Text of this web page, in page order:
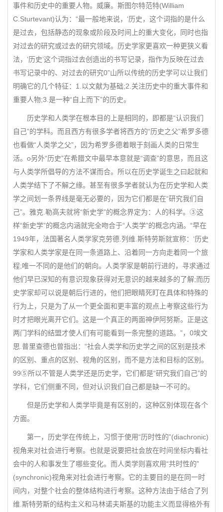
事件和历史中的重要人物。威廉。斯图尔特范特(William
C.Sturtevant)认为：“最一般地来说，‘历史，这个词指的是什么
是过去，包括静态的现象或阶段及时间上的重大变化，同时也指
对过去的研究或过去的研究领域。历史学家更喜欢一种更狭义看
法，‘历史’这个词指过去创造出的书写记录，指作为反映在过去
书写记录中的、对过去的研究0”山所以传统的历史学可以让我们
明确它的几个特征：1.以文献为基础;2.关注历史中的重大事件和
重要人物;3.是一种“自上而下”的历史。
历史学和人类学在根本目的上是相同的，即都是“认识我们
自己”的学科。而且西方有很多学者将西方的“历史之父”希罗多德
也看做“人类学之父”，因为希罗多德着眼于刻画人类的日常生
活。o另外“历史”在希腊文中最早本意就是“调查”的意思，而且这
与人类学所倡导的方法不谋而合。所以在历史学诞生之曰起就和
人类学结下了不解之缘。甚至有很多学者就认为在历史学和人类
学之间划一条界线是毫无必要的，因为它们都是在“研究我们自
己”。雅克.勒高夫就将“新史学”的概念界定为：人的科学。③这
样“新史学”的概念内涵就完全吻合于“人类学”的概念内涵。“早在
1949年，法国著名人类学家克劳德.列维.斯特劳斯就宣称：‘历史
学家和人类学家是在同一条道路上、沿着同一方向走着同一个旅
程;唯一不同的是他们的朝向。人类学家是朝前行进的，寻求通过
他们早已深知的有意识现象获得对无意识的越来越多的了解;而历
史学家却可以说是朝后行进的，他们把眼睛死盯在具体和特殊的
行为上，只是为了从一个更全面和更丰富的观点上考察这些行为
时才把眼光离开它们。这是一个真正的两面神伊阿努斯。正是这
两门学科的结盟才使人们有可能看到一条完整的道路。”，0埃文
思.普里查德也曾指出：“社会人类学和历史学之间的区别是技术
的区别、重点的区别、视角的区别，而不是方法和目标的区别。
99⑤所以不管是人类学还是历史学，它们都是“研究我们自己”的
学科，它们侧重不同，但对认识我们自己都是缺一不可的。
但是历史学和人类学毕竟是有区别的，这种区别体现在各个
方面。
第一，历史学在传统上，习惯于使用“历时性的”(diachronic)
视角来对社会进行考察。也就是说要把社会放在时间坐标内看社
会中的人和事发生了哪些变化。而人类学则喜欢用“共时性的”
(synchronic)视角来对社会进行考察。它的主要目的是在同一时
间内，对整个社会的整体结构进行考察。这种方法由于结合了列
维.斯特劳斯的结构主义和马林诺夫斯基的功能主义而显得格外有